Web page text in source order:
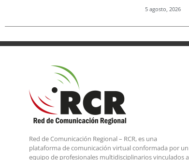
5 agosto, 2026
Red de Comunicación Regional – RCR, es una
plataforma de comunicación virtual conformada por un
equipo de profesionales multidisciplinarios vinculados a